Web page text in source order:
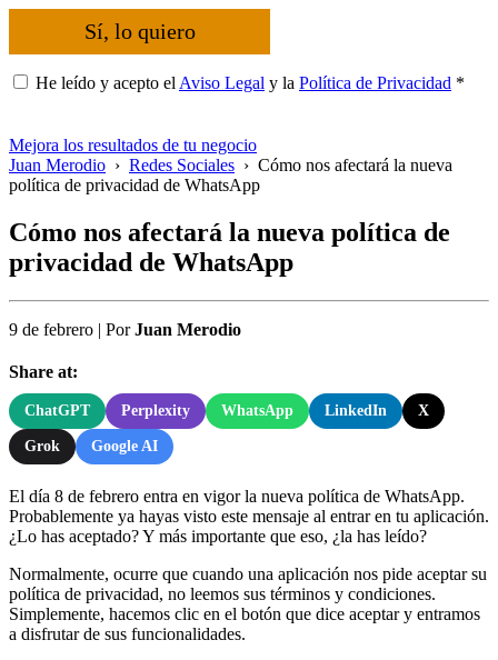
Sí, lo quiero
He leído y acepto el Aviso Legal y la Política de Privacidad *
Mejora los resultados de tu negocio
Juan Merodio › Redes Sociales › Cómo nos afectará la nueva
política de privacidad de WhatsApp
Cómo nos afectará la nueva política de
privacidad de WhatsApp
9 de febrero | PorJuan Merodio
Share at:
ChatGPT Perplexity WhatsApp LinkedIn X
Grok Google AI
El día 8 de febrero entra en vigor la nueva política de WhatsApp.
Probablemente ya hayas visto este mensaje al entrar en tu aplicación.
¿Lo has aceptado? Y más importante que eso, ¿la has leído?
Normalmente, ocurre que cuando una aplicación nos pide aceptar su
política de privacidad, no leemos sus términos y condiciones.
Simplemente, hacemos clic en el botón que dice aceptar y entramos
a disfrutar de sus funcionalidades.